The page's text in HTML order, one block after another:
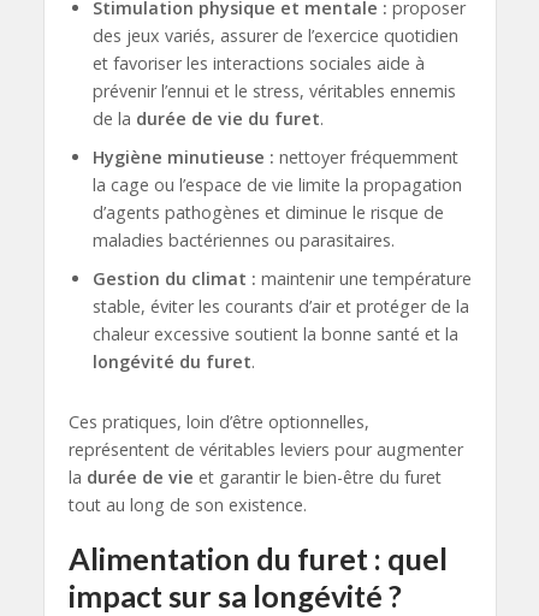
Stimulation physique et mentale : proposer
des jeux variés, assurer de l’exercice quotidien
et favoriser les interactions sociales aide à
prévenir l’ennui et le stress, véritables ennemis
de la durée de vie du furet.
Hygiène minutieuse : nettoyer fréquemment
la cage ou l’espace de vie limite la propagation
d’agents pathogènes et diminue le risque de
maladies bactériennes ou parasitaires.
Gestion du climat : maintenir une température
stable, éviter les courants d’air et protéger de la
chaleur excessive soutient la bonne santé et la
longévité du furet.
Ces pratiques, loin d’être optionnelles,
représentent de véritables leviers pour augmenter
la durée de vie et garantir le bien-être du furet
tout au long de son existence.
Alimentation du furet : quel
impact sur sa longévité ?